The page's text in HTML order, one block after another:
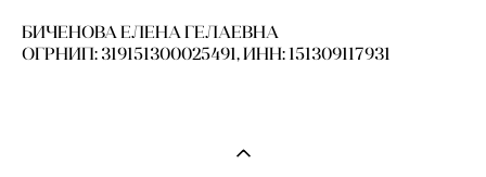
БИЧЕНОВА ЕЛЕНА ГЕЛАЕВНА
ОГРНИП: 319151300025491, ИНН:151309117931